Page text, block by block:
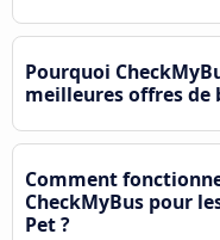
Pourquoi
meilleures offres de
Comment
CheckMyBus pour
Pet ?